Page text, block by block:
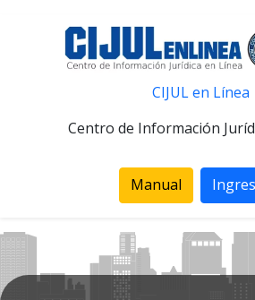
CIJUL en Línea
Centro de Información
Manual